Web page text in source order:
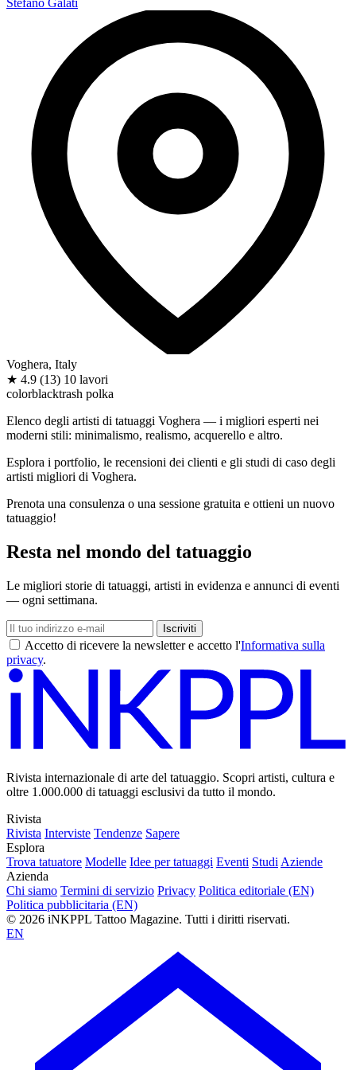
Stefano Galati
Voghera, Italy
★ 4.9 (13) 10 lavori
colorblacktrash polka
Elenco degli artisti di tatuaggi Voghera — i migliori esperti nei
moderni stili: minimalismo, realismo, acquerello e altro.
Esplora i portfolio, le recensioni dei clienti e gli studi di caso degli
artisti migliori di Voghera.
Prenota una consulenza o una sessione gratuita e ottieni un nuovo
tatuaggio!
Resta nel mondo del tatuaggio
Le migliori storie di tatuaggi, artisti in evidenza e annunci di eventi
— ogni settimana.
Iscriviti
Accetto di ricevere la newsletter e accetto l'Informativa sulla
privacy.
Rivista internazionale di arte del tatuaggio. Scopri artisti, cultura e
oltre 1.000.000 di tatuaggi esclusivi da tutto il mondo.
Rivista
Rivista Interviste Tendenze Sapere
Esplora
Trova tatuatore Modelle Idee per tatuaggi Eventi StudiAziende
Azienda
Chi siamo Termini di servizio Privacy Politica editoriale (EN)
Politica pubblicitaria (EN)
© 2026 iNKPPL Tattoo Magazine. Tutti i diritti riservati.
EN